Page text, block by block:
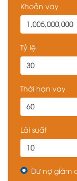
Khoản vay
Tỷ lệ
Thời hạn vay
Lãi suất
Dư nợ giảm